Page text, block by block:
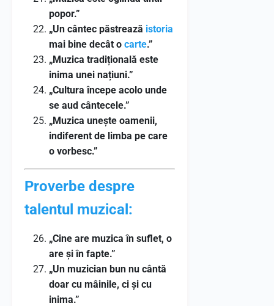
popor.”
„Un cântec păstrează istoria
mai bine decât o carte.”
„Muzica tradițională este
inima unei națiuni.”
„Cultura începe acolo unde
se aud cântecele.”
„Muzica unește oamenii,
indiferent de limba pe care
o vorbesc.”
Proverbe despre
talentul muzical:
„Cine are muzica în suflet, o
are și în fapte.”
„Un muzician bun nu cântă
doar cu mâinile, ci și cu
inima.”